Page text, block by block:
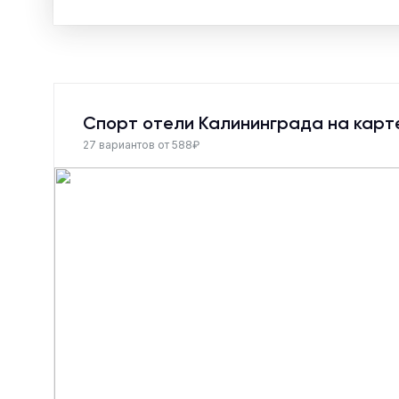
Спорт отели Калининграда на
27 вариантов от 588₽